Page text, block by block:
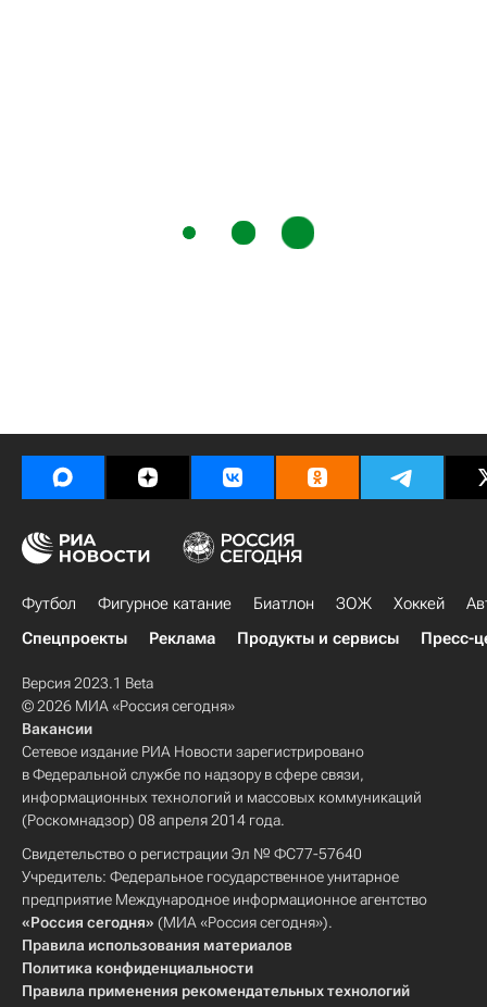
Футбол Фигурное катание Биатлон ЗОЖ Хоккей
Спецпроекты
Реклама Продукты и сервисы Пресс-
Версия 2023.1 Beta
© 2026 МИА «Россия сегодня»
Вакансии
Сетевое издание РИА Новости зарегистрировано
в Федеральной службе по надзору в сфере связи,
информационных технологий и массовых коммуникаций
(Роскомнадзор) 08 апреля 2014 года.
Свидетельство о регистрации Эл № ФС77-57640
Учредитель: Федеральное государственное унитарное
предприятие Международное информационное агентство
«Россия сегодня» (МИА «Россия сегодня»).
Правила использования материалов
Политика конфиденциальности
Правила применения рекомендательных технологий